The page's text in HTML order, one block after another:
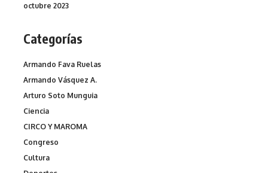
octubre 2023
Categorías
Armando Fava Ruelas
Armando Vásquez A.
Arturo Soto Munguia
Ciencia
CIRCO Y MAROMA
Congreso
Cultura